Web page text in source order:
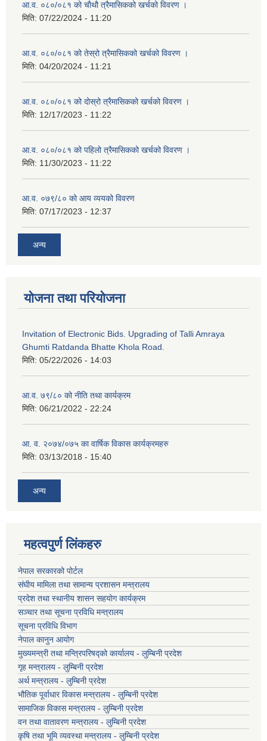
आ.व. ०८०/०८१ को चाैथाै त्रैमासिकको खर्चको विवरण ।
मिति: 07/22/2024 - 11:20
आ.व. ०८०/०८१ को तेस्रो त्रैमासिकको खर्चको विवरण ।
मिति: 04/20/2024 - 11:21
आ.व. ०८०/०८१ को दोस्रो त्रैमासिकको खर्चको विवरण ।
मिति: 12/17/2023 - 11:22
आ.व. ०८०/०८१ को पहिलो त्रैमासिकको खर्चको विवरण ।
मिति: 11/30/2023 - 11:22
आ.व. ०७९/८० को आय व्ययको विवरण
मिति: 07/17/2023 - 12:37
अन्य
योजना तथा परियोजना
Invitation of Electronic Bids. Upgrading of Talli Amraya
Ghumti Ratdanda Bhatte Khola Road.
मिति: 05/22/2026 - 14:03
आ.व. ७९/८० को नीति तथा कार्यक्रम
मिति: 06/21/2022 - 22:24
आ. व. २०७४/०७५ का वार्षिक विकास कार्यक्रमहरु
मिति: 03/13/2018 - 15:40
अन्य
महत्वपुर्ण लिंकहरु
नेपाल सरकारको पोर्टल
संघीय मामिला तथा सामान्य प्रशासन मन्त्रालय
प्रदेश तथा स्थानीय शासन सहयोग कार्यक्रम
सञ्चार तथा सूचना प्रविधि मन्त्रालय
सूचना प्रविधि विभाग
नेपाल कानुन आयोग
मुख्यमन्त्री तथा मन्त्रिपरिषद्को कार्यालय - लुम्बिनी प्रदेश
गृह मन्त्रालय - लुम्बिनी प्रदेश
अर्थ मन्त्रालय - लुम्बिनी प्रदेश
भौतिक पूर्वाधार विकास मन्त्रालय - लुम्बिनी प्रदेश
सामाजिक विकास मन्त्रालय - लुम्बिनी प्रदेश
वन तथा वातावरण मन्त्रालय - लुम्बिनी प्रदेश
कृषि तथा भूमि व्यवस्था मन्त्रालय - लुम्बिनी प्रदेश